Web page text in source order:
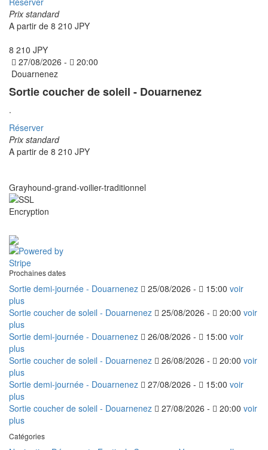
Prix standard
A partir de 8 210 JPY
8 210 JPY
27/08/2026 -
20:00
Douarnenez
Sortie coucher de soleil - Douarnenez
.
Réserver
Prix standard
A partir de 8 210 JPY
Grayhound-grand-voilier-traditionnel
Prochaines dates
Sortie demi-journée - Douarnenez 25/08/2026 - 15:00 voir
plus
Sortie coucher de soleil - Douarnenez
25/08/2026 - 20:00 voir
plus
Sortie demi-journée - Douarnenez
26/08/2026 - 15:00 voir
plus
Sortie coucher de soleil - Douarnenez
26/08/2026 - 20:00 voir
plus
Sortie demi-journée - Douarnenez
27/08/2026 - 15:00 voir
plus
Sortie coucher de soleil - Douarnenez
27/08/2026 - 20:00 voir
plus
Catégories